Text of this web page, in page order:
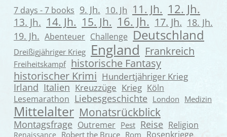
7 days - 7 books 9. Jh. 10. Jh 11. Jh. 12. Jh.
13. Jh. 14. Jh. 15. Jh. 16. Jh. 17. Jh. 18. Jh.
19. Jh. Abenteuer Challenge Deutschland
Dreißigjähriger Krieg England Frankreich
Freiheitskampf historische Fantasy
historischer Krimi Hundertjähriger Krieg
Irland Italien Kreuzzüge Krieg Köln
Lesemarathon Liebesgeschichte London Medizin
Mittelalter Monatsrückblick
Montagsfrage Outremer Pest Reise Religion
Renaissance Robert the Bruce Rom Rosenkriege